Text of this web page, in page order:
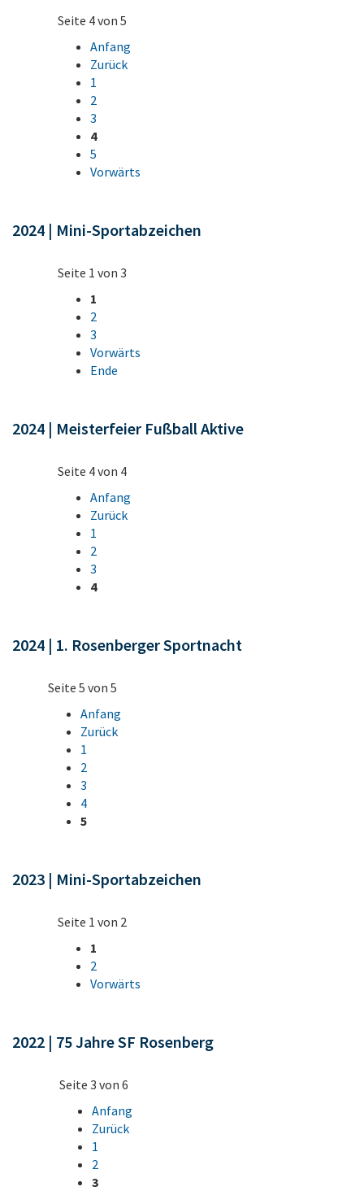
Seite 4 von 5
Anfang
Zurück
1
2
3
4
5
Vorwärts
2024 | Mini-Sportabzeichen
Seite 1 von 3
1
2
3
Vorwärts
Ende
2024 | Meisterfeier Fußball Aktive
Seite 4 von 4
Anfang
Zurück
1
2
3
4
2024 | 1. Rosenberger Sportnacht
Seite 5 von 5
Anfang
Zurück
1
2
3
4
5
2023 | Mini-Sportabzeichen
Seite 1 von 2
1
2
Vorwärts
2022 | 75 Jahre SF Rosenberg
Seite 3 von 6
Anfang
Zurück
1
2
3